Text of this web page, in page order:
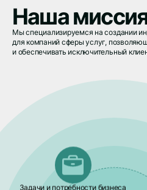
Наша
Мы специализируемся на создании
для компаний сферы услуг,
и обеспечивать исключительный
Задачи и потребности бизнеса